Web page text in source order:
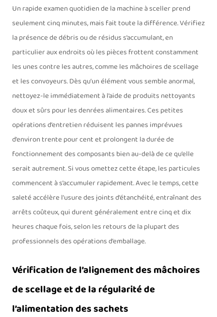
Un rapide examen quotidien de la machine à sceller prend
seulement cinq minutes, mais fait toute la différence. Vérifiez
la présence de débris ou de résidus s’accumulant, en
particulier aux endroits où les pièces frottent constamment
les unes contre les autres, comme les mâchoires de scellage
et les convoyeurs. Dès qu’un élément vous semble anormal,
nettoyez-le immédiatement à l’aide de produits nettoyants
doux et sûrs pour les denrées alimentaires. Ces petites
opérations d’entretien réduisent les pannes imprévues
d’environ trente pour cent et prolongent la durée de
fonctionnement des composants bien au-delà de ce qu’elle
serait autrement. Si vous omettez cette étape, les particules
commencent à s’accumuler rapidement. Avec le temps, cette
saleté accélère l’usure des joints d’étanchéité, entraînant des
arrêts coûteux, qui durent généralement entre cinq et dix
heures chaque fois, selon les retours de la plupart des
professionnels des opérations d’emballage.
Vérification de l’alignement des mâchoires
de scellage et de la régularité de
l’alimentation des sachets